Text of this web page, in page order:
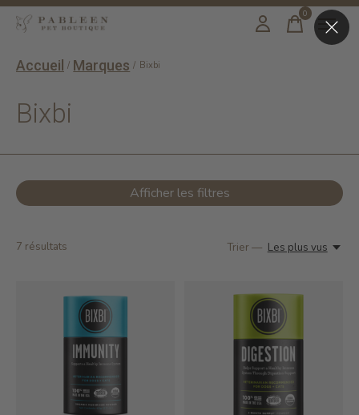
0items
Accueil / Marques / Bixbi
Bixbi
Afficher les filtres
7 résultats Trier — Les plus vus